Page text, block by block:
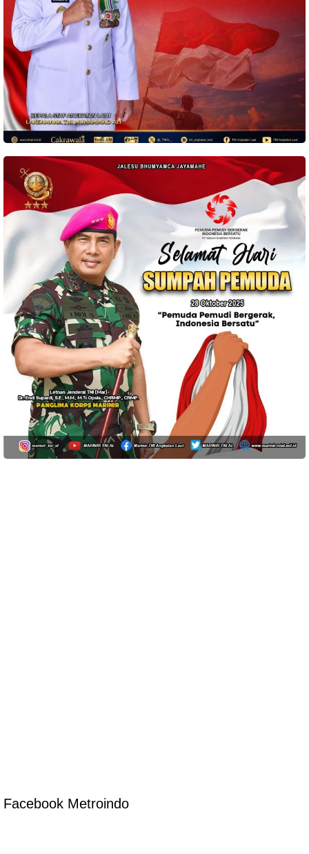
Facebook Metroindo